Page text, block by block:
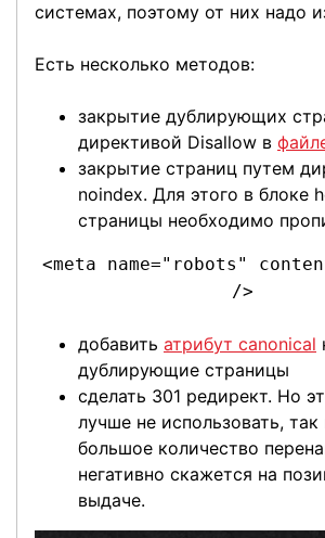
системах, поэтому от них надо
Есть несколько методов:
закрытие дублирующих
директивой Disallow в
закрытие страниц путем
noindex. Для этого в блоке
страницы необходимо
<meta name="robots"
/>
добавить атрибут canonical
дублирующие страницы
сделать 301 редирект. Но
лучше не использовать,
большое количество
негативно скажется на
выдаче.